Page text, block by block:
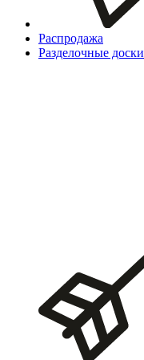
Распродажа
Разделочные доски